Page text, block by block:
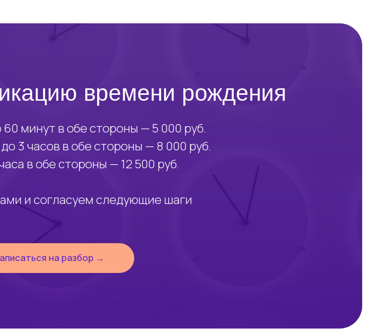
времени рождения
минут в обе стороны — 5 000 руб.
3 часов в обе стороны — 8 000 руб.
в обе стороны — 12 500 руб.
и согласуем следующие шаги
на разбор →